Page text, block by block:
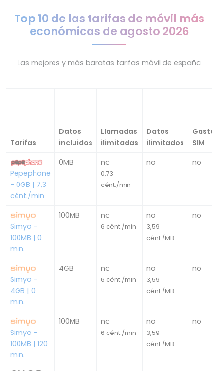
Top 10 de las tarifas de móvil más
económicas de agosto 2026
Las mejores y más baratas tarifas móvil de españa
Tarifas
Datos
incluidos
Llamadas
ilimitadas
Datos
ilimitados
SIM
Pepephone
- 0GB | 7,3
cént./min
0MB no
0,73
cént./min
no no
Simyo -
100MB | 0
min.
100MB no
6 cént./min
no
3,59
cént./MB
no
Simyo -
4GB | 0
min.
4GB no
6 cént./min
no
3,59
cént./MB
no
Simyo -
100MB | 120
min.
100MB no
6 cént./min
no
3,59
cént./MB
no